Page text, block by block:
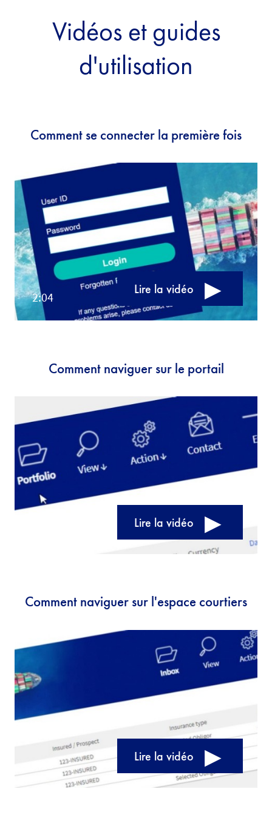
Vidéos et guides
d'utilisation
Lire la vidéo
Comment se connecter la première fois
Lire la vidéo
Comment naviguer sur le portail
Lire la vidéo
Comment naviguer sur l'espace courtiers